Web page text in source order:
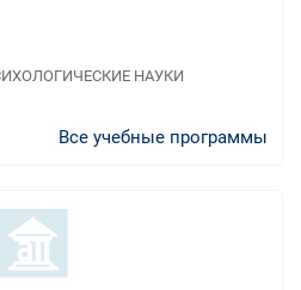
НАУКИ
Все учебные программы